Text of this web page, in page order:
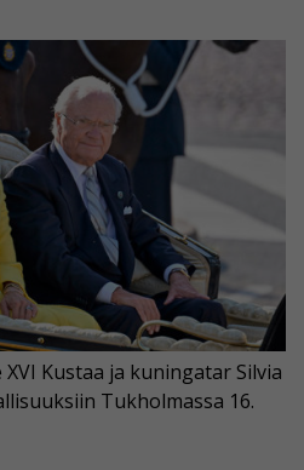
Kustaa ja kuningatar Silvia
Tukholmassa 16.